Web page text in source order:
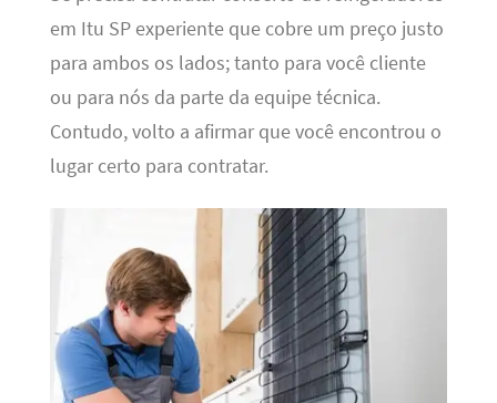
em Itu SP experiente que cobre um preço justo
para ambos os lados; tanto para você cliente
ou para nós da parte da equipe técnica.
Contudo, volto a afirmar que você encontrou o
lugar certo para contratar.